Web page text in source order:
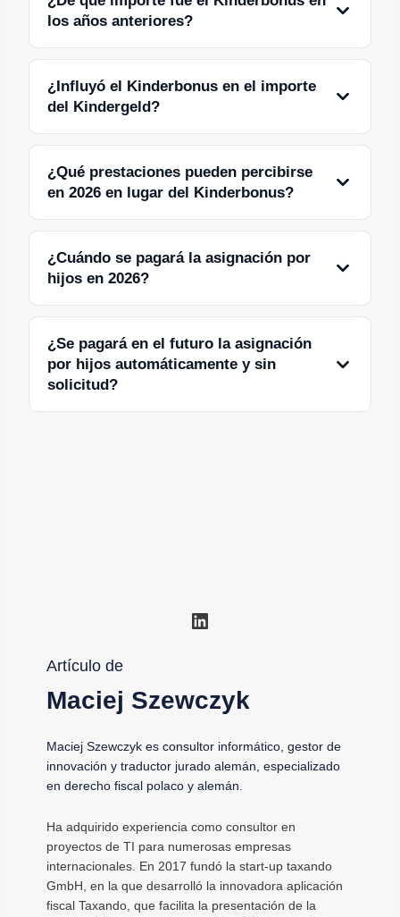
los años anteriores?
¿Influyó el Kinderbonus en el importe
del Kindergeld?
¿Qué prestaciones pueden percibirse
en 2026 en lugar del Kinderbonus?
¿Cuándo se pagará la asignación por
hijos en 2026?
¿Se pagará en el futuro la asignación
por hijos automáticamente y sin
solicitud?
LinkedIn
Artículo de
Maciej Szewczyk
Maciej Szewczyk es consultor informático, gestor de
innovación y traductor jurado alemán, especializado
en derecho fiscal polaco y alemán.
Ha adquirido experiencia como consultor en
proyectos de TI para numerosas empresas
internacionales. En 2017 fundó la start-up taxando
GmbH, en la que desarrolló la innovadora aplicación
fiscal Taxando, que facilita la presentación de la